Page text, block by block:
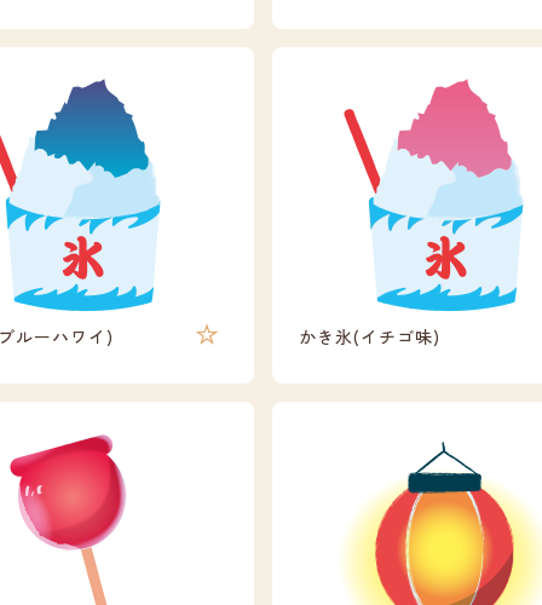
ルーハワイ) かき氷(イチゴ味)